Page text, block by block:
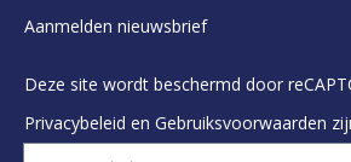
Aanmelden nieuwsbrief
Deze site wordt beschermd door
Privacybeleid en Gebruiksvoorwaarden